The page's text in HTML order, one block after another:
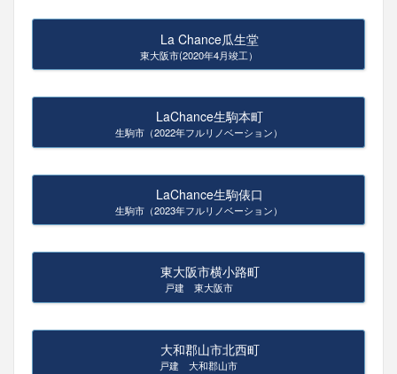
La Chance瓜生堂
東大阪市(2020年4月竣工）
LaChance生駒本町
生駒市（2022年フルリノベーション）
LaChance生駒俵口
生駒市（2023年フルリノベーション）
東大阪市横小路町
戸建 東大阪市
大和郡山市北西町
戸建 大和郡山市